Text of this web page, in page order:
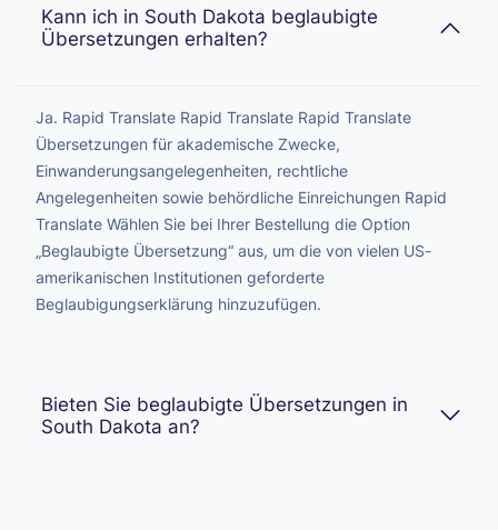
Kann ich in South Dakota beglaubigte
Übersetzungen erhalten?
Ja. Rapid Translate Rapid Translate Rapid Translate
Übersetzungen für akademische Zwecke,
Einwanderungsangelegenheiten, rechtliche
Angelegenheiten sowie behördliche Einreichungen Rapid
Translate Wählen Sie bei Ihrer Bestellung die Option
„Beglaubigte Übersetzung“ aus, um die von vielen US-
amerikanischen Institutionen geforderte
Beglaubigungserklärung hinzuzufügen.
Bieten Sie beglaubigte Übersetzungen in
South Dakota an?